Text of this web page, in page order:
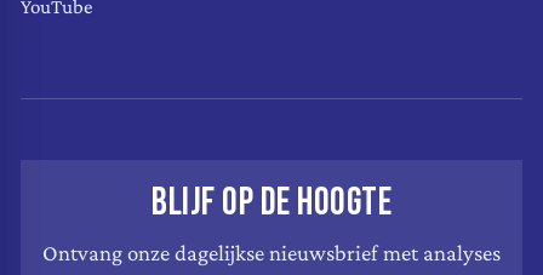
YouTube
BLIJF OP DE HOOGTE
Ontvang onze dagelijkse nieuwsbrief met analyses